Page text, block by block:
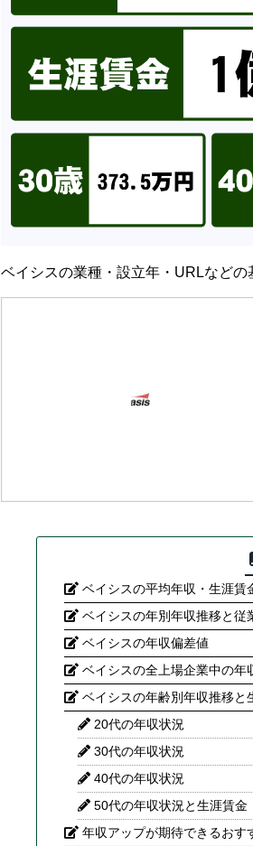
ベイシスの業種・設立年・URLなどの
ベイシスの平均年収・生涯賃
ベイシスの年別年収推移と従
ベイシスの年収偏差値
ベイシスの全上場企業中の年
ベイシスの年齢別年収推移と
20代の年収状況
30代の年収状況
40代の年収状況
50代の年収状況と生涯賃金
年収アップが期待できるおす